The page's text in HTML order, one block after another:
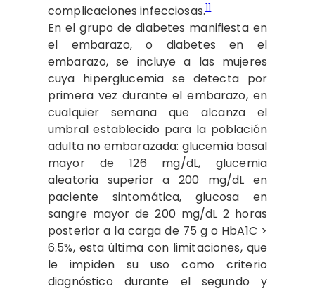
complicaciones infecciosas.11
En el grupo de diabetes manifiesta en
el embarazo, o diabetes en el
embarazo, se incluye a las mujeres
cuya hiperglucemia se detecta por
primera vez durante el embarazo, en
cualquier semana que alcanza el
umbral establecido para la población
adulta no embarazada: glucemia basal
mayor de 126 mg/dL, glucemia
aleatoria superior a 200 mg/dL en
paciente sintomática, glucosa en
sangre mayor de 200 mg/dL 2 horas
posterior a la carga de 75 g o HbA1C >
6.5%, esta última con limitaciones, que
le impiden su uso como criterio
diagnóstico durante el segundo y